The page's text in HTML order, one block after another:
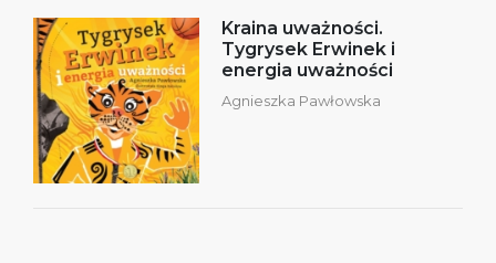
Kraina uważności.
Tygrysek Erwinek i
energia uważności
Agnieszka Pawłowska